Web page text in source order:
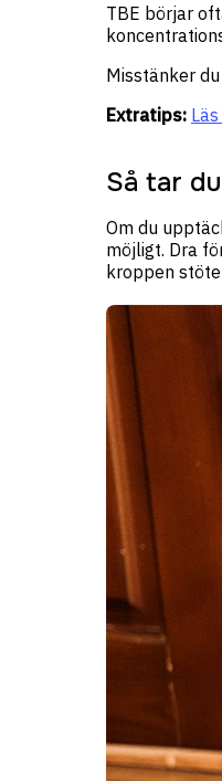
TBE börjar
Misstänker
Extratips:
Så tar
Om du
möjligt. Dra
kroppen